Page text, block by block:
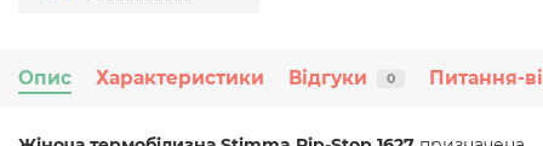
Опис Характеристики Відгуки 0 Питання-